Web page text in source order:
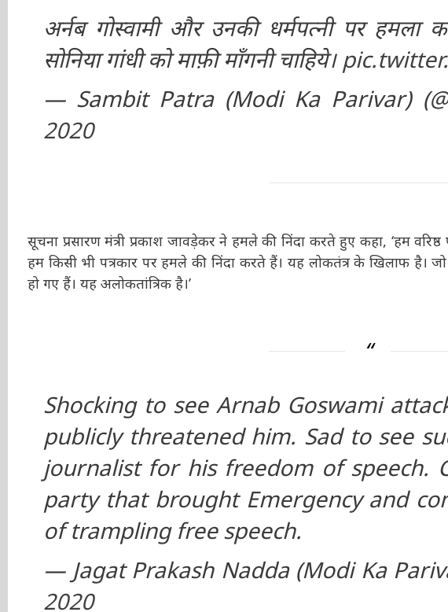
अर्नब गोस्वामी और उनकी धर्मपत्नी पर हमला
सोनिया गांधी को माफ़ी माँगनी चाहिये।
— Sambit Patra (Modi Ka Parivar)
2020
सूचना प्रसारण मंत्री प्रकाश जावड़ेकर ने हमले की निंदा करते हुए कहा, ‘हम वरिष्ठ
हम किसी भी पत्रकार पर हमले की निंदा करते हैं। यह लोकतंत्र के खिलाफ है।
हो गए हैं। यह अलोकतांत्रिक है।’
Shocking to see Arnab Goswami
publicly threatened him. Sad to see
journalist for his freedom of speech.
party that brought Emergency and
of trampling free speech.
— Jagat Prakash Nadda (Modi Ka
2020